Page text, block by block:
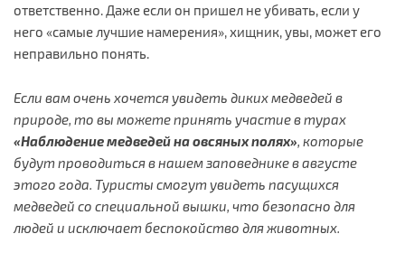
ответственно. Даже если он пришел не убивать, если у
него «самые лучшие намерения», хищник, увы, может его
неправильно понять.
Если вам очень хочется увидеть диких медведей в
природе, то вы можете принять участие в турах
«Наблюдение медведей на овсяных полях», которые
будут проводиться в нашем заповеднике в августе
этого года. Туристы смогут увидеть пасущихся
медведей со специальной вышки, что безопасно для
людей и исключает беспокойство для животных.